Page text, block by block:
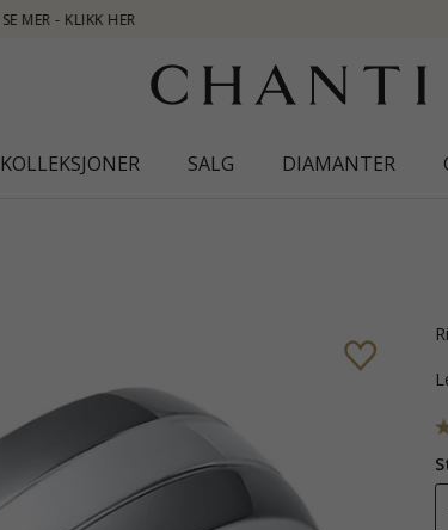
KOLLEKSJONER SALG DIAMANTER